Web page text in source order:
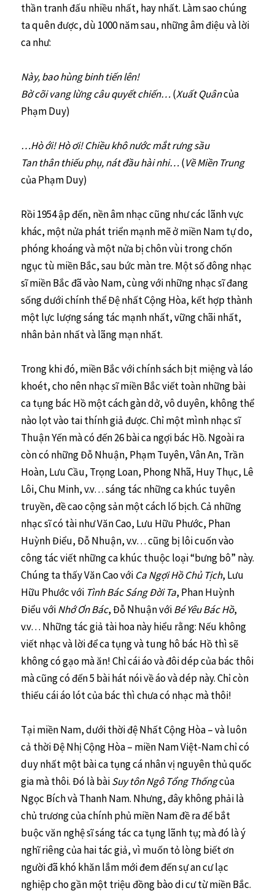
thần tranh đấu nhiều nhất, hay nhất. Làm sao chúng
ta quên được, dù 1000 năm sau, những âm điệu và lời
ca như:
Này, bao hùng binh tiến lên!
Bờ cõi vang lừng câu quyết chiến…(Xuất Quâncủa
Phạm Duy)
…Hò ới! Hò ơi! Chiều khô nước mắt rưng sầu
Tan thân thiếu phụ, nát đầu hài nhi…(Về Miền Trung
của Phạm Duy)
Rồi 1954 ập đến, nền âm nhạc cũng như các lãnh vực
khác, một nửa phát triển mạnh mẽ ở miền Nam tự do,
phóng khoáng và một nửa bị chôn vùi trong chốn
ngục tù miền Bắc, sau bức màn tre. Một số đông nhạc
sĩ miền Bắc đã vào Nam, cùng với những nhạc sĩ đang
sống dưới chính thể Đệ nhất Cộng Hòa, kết hợp thành
một lực lượng sáng tác mạnh nhất, vững chãi nhất,
nhân bản nhất và lãng mạn nhất.
Trong khi đó, miền Bắc với chính sách bịt miệng và láo
khoét, cho nên nhạc sĩ miền Bắc viết toàn những bài
ca tụng bác Hồ một cách gàn dở, vô duyên, không thể
nào lọt vào tai thính giả được. Chỉ một mình nhạc sĩ
Thuận Yến mà có đến 26 bài ca ngợi bác Hồ. Ngoài ra
còn có những Đỗ Nhuận, Phạm Tuyên, Vân An, Trần
Hoàn, Lưu Cầu, Trọng Loan, Phong Nhã, Huy Thục, Lê
Lôi, Chu Minh, v.v… sáng tác những ca khúc tuyên
truyền, đề cao cộng sản một cách lố bịch. Cả những
nhạc sĩ có tài như Văn Cao, Lưu Hữu Phước, Phan
Huỳnh Điểu, Đỗ Nhuận, v.v… cũng bị lôi cuốn vào
công tác viết những ca khúc thuộc loại “bưng bô” này.
Chúng ta thấy Văn Cao với Ca Ngợi Hồ Chủ Tịch, Lưu
Hữu Phước với Tình Bác Sáng Đời Ta, Phan Huỳnh
Điểu vớiNhớ Ơn Bác, Đỗ Nhuận vớiBé Yêu Bác Hồ,
v.v… Những tác giả tài hoa này hiểu rằng: Nếu không
viết nhạc và lời để ca tụng và tung hô bác Hồ thì sẽ
không có gạo mà ăn! Chỉ cái áo và đôi dép của bác thôi
mà cũng có đến 5 bài hát nói về áo và dép này. Chỉ còn
thiếu cái áo lót của bác thì chưa có nhạc mà thôi!
Tại miền Nam, dưới thời đệ Nhất Cộng Hòa – và luôn
cả thời Đệ Nhị Cộng Hòa – miền Nam Việt-Nam chỉ có
duy nhất một bài ca tụng cá nhân vị nguyên thủ quốc
gia mà thôi. Đó là bàiSuy tôn Ngô Tổng Thốngcủa
Ngọc Bích và Thanh Nam. Nhưng, đây không phải là
chủ trương của chính phủ miền Nam đề ra để bắt
buộc văn nghệ sĩ sáng tác ca tụng lãnh tụ; mà đó là ý
nghĩ riêng của hai tác giả, vì muốn tỏ lòng biết ơn
người đã khó khăn lắm mới đem đến sự an cư lạc
nghiệp cho gần một triệu đồng bào di cư từ miền Bắc.